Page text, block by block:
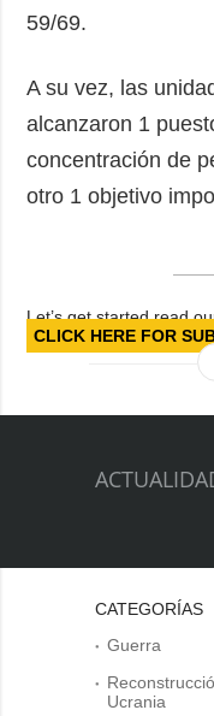
59/69.
A su vez, las
alcanzaron 1
concentración de
otro 1 objetivo
Let’s get started read
CLICK HERE FOR
CATEGORÍAS
Guerra
Ucrania